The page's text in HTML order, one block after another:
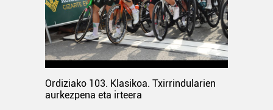
Ordiziako 103. Klasikoa. Txirrindularien
aurkezpena eta irteera